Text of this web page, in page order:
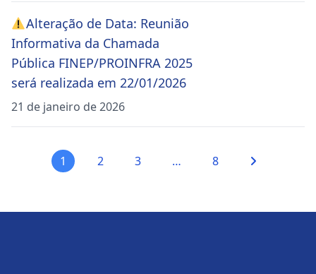
Alteração de Data: Reunião
Informativa da Chamada
Pública FINEP/PROINFRA 2025
será realizada em 22/01/2026
21 de janeiro de 2026
Paginação
1 2 3 … 8